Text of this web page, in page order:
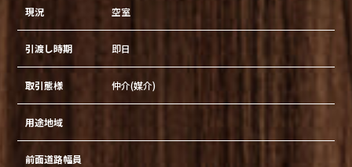
現況 空室
引渡し時期 即日
取引態様 仲介(媒介)
用途地域
前面道路幅員